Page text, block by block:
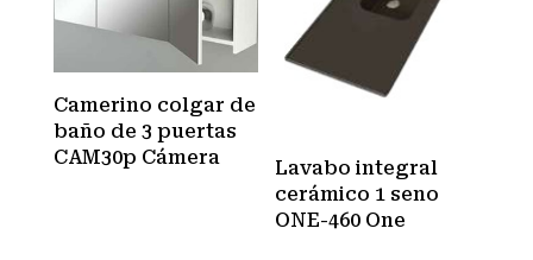
Camerino colgar de
baño de 3 puertas
CAM30p Cámera
Lavabo integral
cerámico 1 seno
ONE-460 One